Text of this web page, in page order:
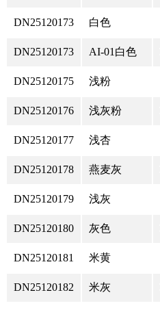
DN25120173 白色
DN25120173 AI-01白色
DN25120175 浅粉
DN25120176 浅灰粉
DN25120177 浅杏
DN25120178 燕麦灰
DN25120179 浅灰
DN25120180 灰色
DN25120181 米黄
DN25120182 米灰